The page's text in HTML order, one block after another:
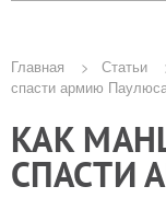
Строка
Главная Статьи
спасти армию
КАК
СПАСТИ